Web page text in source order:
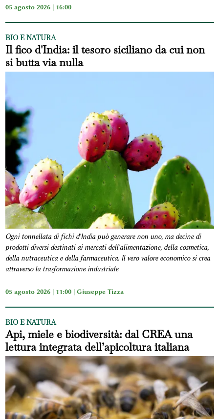
05 agosto 2026 | 16:00
BIO E NATURA
Il fico d'India: il tesoro siciliano da cui non
si butta via nulla
Ogni tonnellata di fichi d'India può generare non uno, ma decine di
prodotti diversi destinati ai mercati dell'alimentazione, della cosmetica,
della nutraceutica e della farmaceutica. Il vero valore economico si crea
attraverso la trasformazione industriale
05 agosto 2026 | 11:00 | Giuseppe Tizza
BIO E NATURA
Api, miele e biodiversità: dal CREA una
lettura integrata dell’apicoltura italiana